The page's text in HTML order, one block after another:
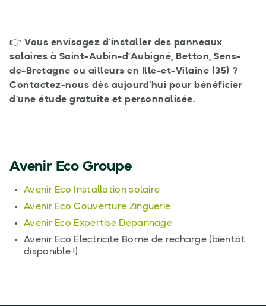
👉 Vous envisagez d’installer des panneaux
solaires à Saint-Aubin-d’Aubigné, Betton, Sens-
de-Bretagne ou ailleurs en Ille-et-Vilaine (35) ?
Contactez-nous dès aujourd’hui pour bénéficier
d’une étude gratuite et personnalisée.
Avenir Eco Groupe
Avenir Eco Installation solaire
Avenir Eco Couverture Zinguerie
Avenir Eco Expertise Dépannage
Avenir Eco Électricité Borne de recharge (bientôt
disponible !)